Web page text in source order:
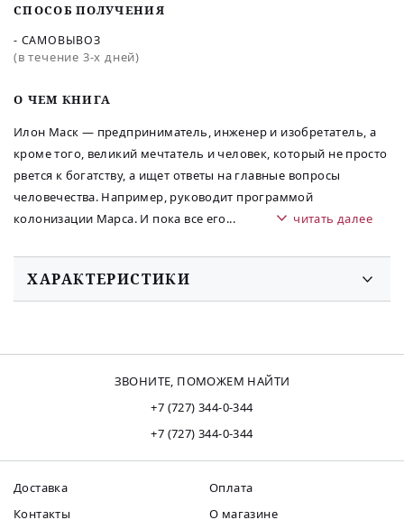
O ЧЕМ КНИГА
Илон Маск — предприниматель, инженер и изобретатель, а
кроме того, великий мечтатель и человек, который не просто
рвется к богатству, а ищет ответы на главные вопросы
человечества. Например, руководит программой
колонизации Марса. И пока все его... читать далее
СПОСОБ ПОЛУЧЕНИЯ
- САМОВЫВОЗ
(в течение 3-х дней)
ХАРАКТЕРИСТИКИ
ЗВОНИТЕ, ПОМОЖЕМ НАЙТИ
+7 (727) 344-0-344
+7 (727) 344-0-344
Доставка
Оплата
Контакты
О магазине